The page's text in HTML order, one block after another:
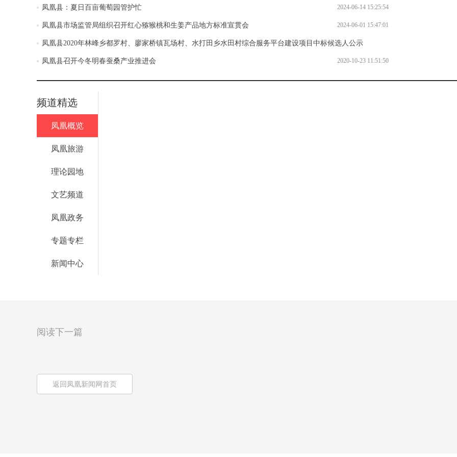
凤凰县：夏日百亩葡萄园管护忙 2024-06-14 15:25:54
凤凰县市场监管局组织召开红心猕猴桃和生姜产品地方标准宣贯会 2024-06-01 15:47:01
凤凰县2020年林峰乡都罗村、廖家桥镇瓦场村、水打田乡水田村综合服务平台建设项目中标候选人公示
2020-10-23 15:18:19
凤凰县召开今冬明春蚕桑产业推进会 2020-10-23 11:51:50
频道精选
凤凰概览
凤凰旅游
理论园地
文艺频道
凤凰政务
专题专栏
新闻中心
阅读下一篇
返回凤凰新闻网首页